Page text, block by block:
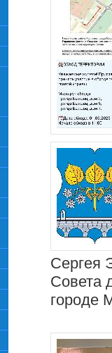
Сергея
Совета
городе